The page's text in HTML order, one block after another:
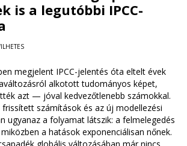
is a legutóbbi IPCC-
megjelent IPCC-jelentés óta eltelt évek
alkotott tudományos képet,
azt — jóval kedvezőtlenebb számokkal.
számítások és az új modellezési
ugyanaz a folyamat látszik: a felmelegedés
a hatások exponenciálisan nőnek.